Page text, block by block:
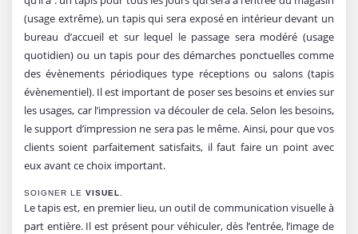
(usage extrême), un tapis qui sera exposé en intérieur devant un
bureau d’accueil et sur lequel le passage sera modéré (usage
quotidien) ou un tapis pour des démarches ponctuelles comme
des évènements périodiques type réceptions ou salons (tapis
évènementiel). Il est important de poser ses besoins et envies sur
les usages, car l’impression va découler de cela. Selon les besoins,
le support d’impression ne sera pas le même. Ainsi, pour que vos
clients soient parfaitement satisfaits, il faut faire un point avec
eux avant ce choix important.
SOIGNER LE VISUEL
Le tapis est, en premier lieu, un outil de communication visuelle à
part entière. Il est présent pour véhiculer, dès l’entrée, l’image de